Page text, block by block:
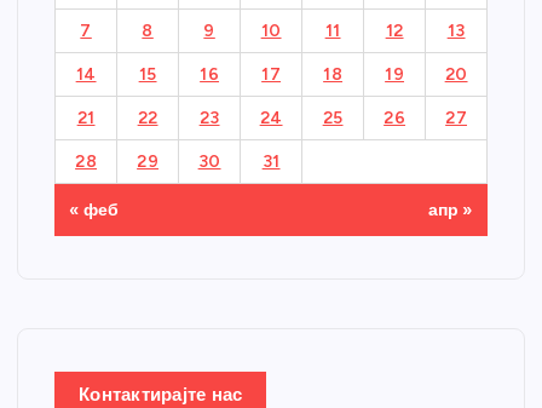
7 8 9 10 11 12 13
14 15 16 17 18 19 20
21 22 23 24 25 26 27
28 29 30 31
« феб апр »
Контактирајте нас